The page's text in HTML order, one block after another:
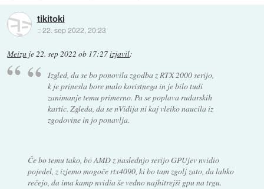
tikitoki
::22. sep 2022, 20:23
Meizu je22. sep 2022 ob 17:27izjavil:
Izgled, da se bo ponovila zgodba z RTX 2000 serijo,
k je prinesla bore malo koristnega in je bilo tudi
zanimanje temu primerno. Pa se poplava rudarskih
kartic. Zgleda, da se nVidija ni kaj vleiko naucila iz
zgodovine in jo ponavlja.
Če bo temu tako, bo AMD z naslednjo serijo GPUjev nvidio
pojedel, z izjemo mogoče rtx4090, ki bo tam zgolj zato, da lahko
rečejo, da ima kamp nvidia še vedno najhitrejši gpu na trgu.